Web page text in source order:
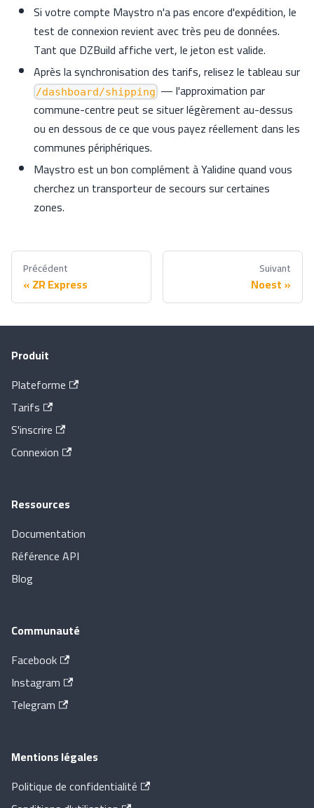
Si votre compte Maystro n'a pas encore d'expédition, le
test de connexion revient avec très peu de données.
Tant que DZBuild affiche vert, le jeton est valide.
Après la synchronisation des tarifs, relisez le tableau sur
/dashboard/shipping — l'approximation par
commune-centre peut se situer légèrement au-dessus
ou en dessous de ce que vous payez réellement dans les
communes périphériques.
Maystro est un bon complément à Yalidine quand vous
cherchez un transporteur de secours sur certaines
zones.
Précédent
ZR Express
Suivant
Noest
Produit
Plateforme
Tarifs
S'inscrire
Connexion
Ressources
Documentation
Référence API
Blog
Communauté
Facebook
Instagram
Telegram
Mentions légales
Politique de confidentialité